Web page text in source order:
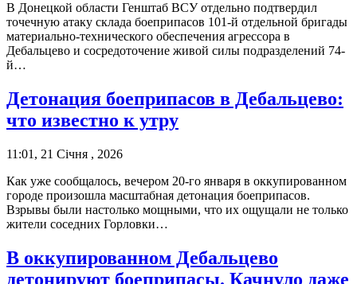
В Донецкой области Генштаб ВСУ отдельно подтвердил
точечную атаку склада боеприпасов 101-й отдельной бригады
материально-технического обеспечения агрессора в
Дебальцево и сосредоточение живой силы подразделений 74-
й…
Детонация боеприпасов в Дебальцево:
что известно к утру
11:01, 21 Січня , 2026
Как уже сообщалось, вечером 20-го января в оккупированном
городе произошла масштабная детонация боеприпасов.
Взрывы были настолько мощными, что их ощущали не только
жители соседних Горловки…
В оккупированном Дебальцево
детонируют боеприпасы. Качнуло даже